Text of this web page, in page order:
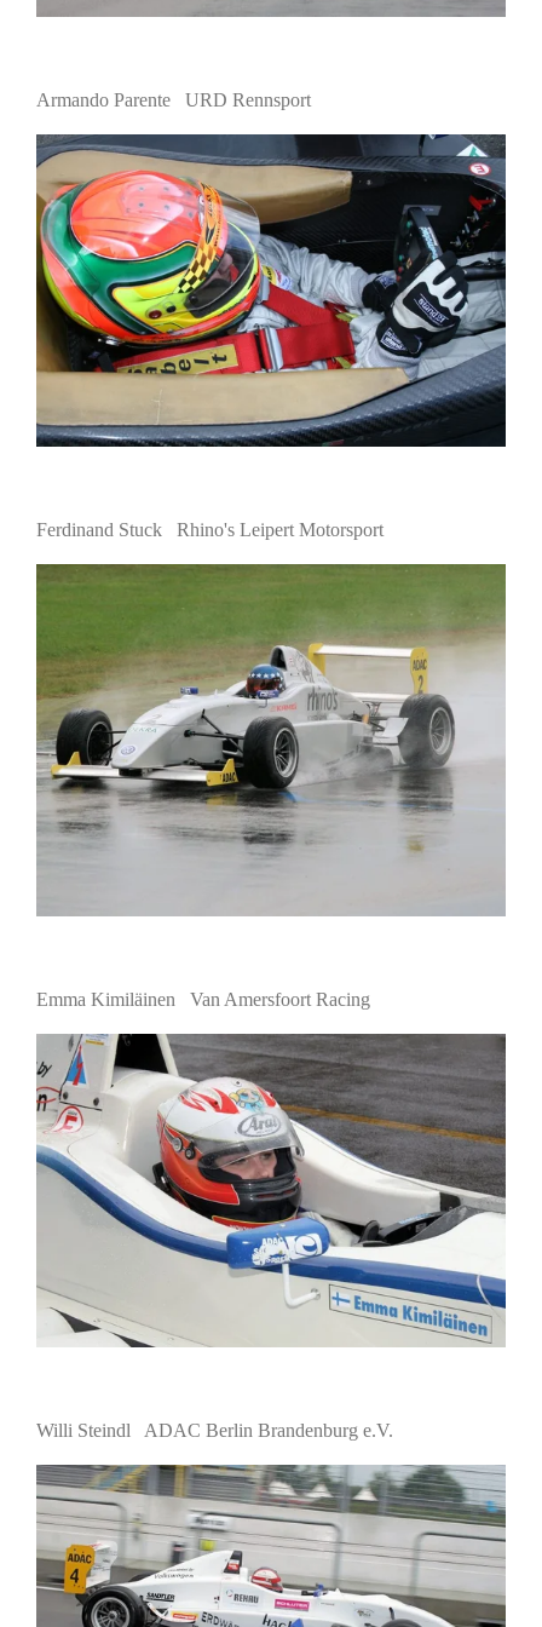
Armando Parente URD Rennsport
Ferdinand Stuck Rhino's Leipert Motorsport
Emma Kimiläinen Van Amersfoort Racing
Willi Steindl ADAC Berlin Brandenburg e.V.